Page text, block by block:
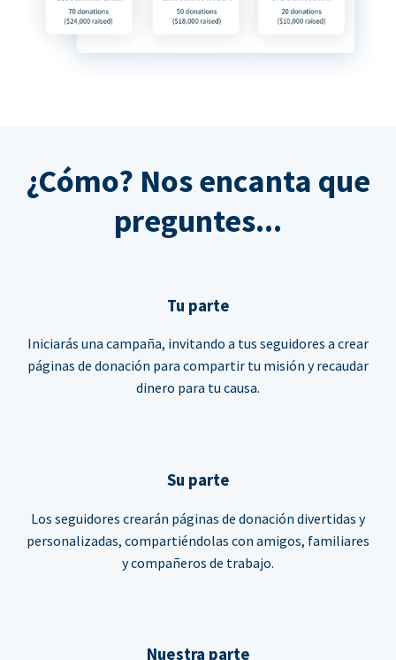
¿Cómo? Nos encanta que
preguntes...
Tu parte
Iniciarás una campaña, invitando a tus seguidores a crear
páginas de donación para compartir tu misión y recaudar
dinero para tu causa.
Su parte
Los seguidores crearán páginas de donación divertidas y
personalizadas, compartiéndolas con amigos, familiares
y compañeros de trabajo.
Nuestra parte